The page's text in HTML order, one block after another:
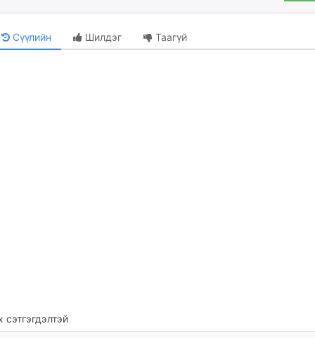
Сүүлийн Шилдэг Таагүй